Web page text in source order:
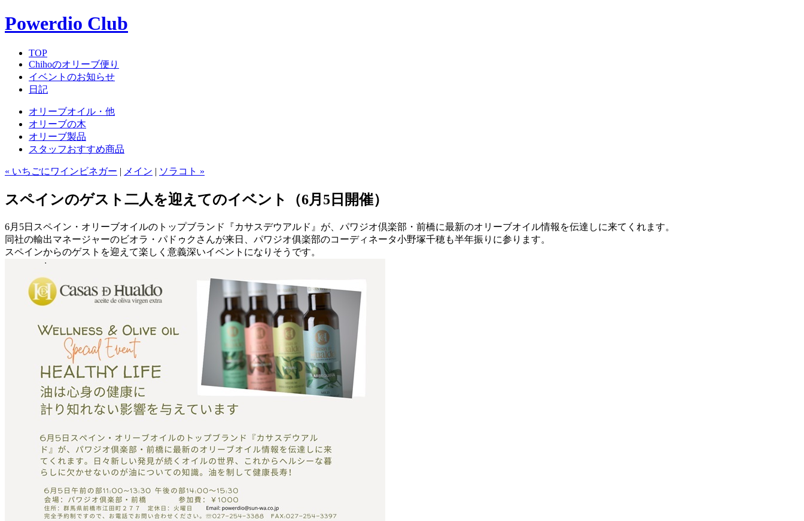
Powerdio Club
TOP
Chihoのオリーブ便り
イベントのお知らせ
日記
オリーブオイル・他
オリーブの木
オリーブ製品
スタッフおすすめ商品
« いちごにワインビネガー | メイン | ソラコト »
スペインのゲスト二人を迎えてのイベント（6月5日開催）
6月5日スペイン・オリーブオイルのトップブランド『カサスデウアルド』が、パワジオ倶楽部・前橋に最新のオリーブオイル情報を伝達しに来てくれます。
同社の輸出マネージャーのビオラ・パドゥクさんが来日、パワジオ俱楽部のコーディネータ小野塚千穂も半年振りに参ります。
スペインからのゲストを迎えて楽しく意義深いイベントになりそうです。